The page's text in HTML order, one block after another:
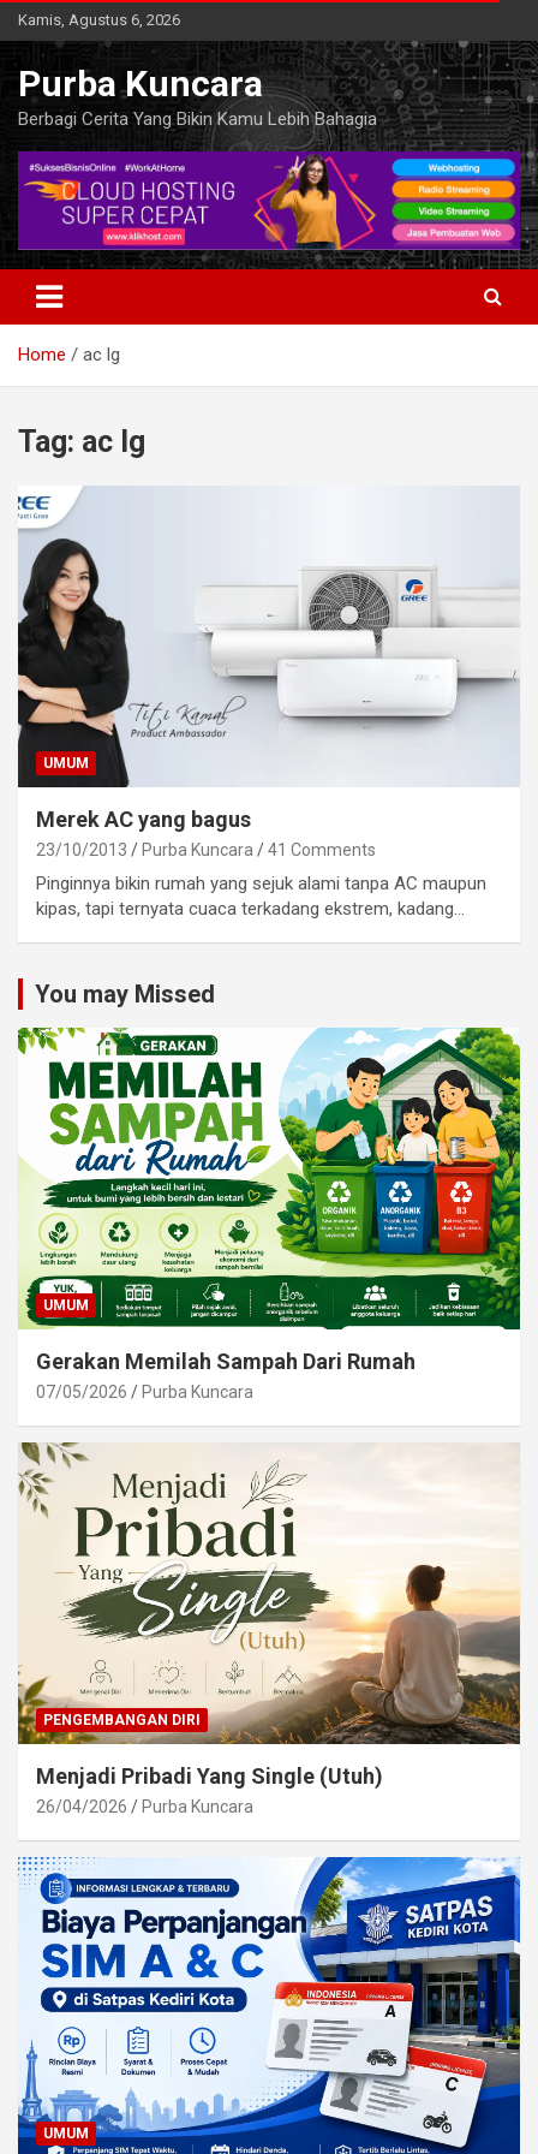
Skip
to
content
Kamis, Agustus 6, 2026
Purba Kuncara
Berbagi Cerita Yang Bikin Kamu Lebih Bahagia
Home ac lg
Tag: ac lg
UMUM
Merek AC yang bagus
23/10/2013 Purba Kuncara 41 Comments
Pinginnya bikin rumah yang sejuk alami tanpa AC maupun
kipas, tapi ternyata cuaca terkadang ekstrem, kadang…
You may Missed
UMUM
Gerakan Memilah Sampah Dari Rumah
07/05/2026 Purba Kuncara
PENGEMBANGAN DIRI
Menjadi Pribadi Yang Single (Utuh)
26/04/2026 Purba Kuncara
UMUM